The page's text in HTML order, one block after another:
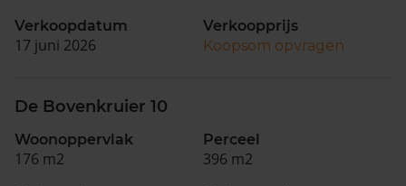
Verkoopdatum
17 juni 2026
Verkoopprijs
Koopsom opvragen
De Bovenkruier 10
Woonoppervlak
176 m2
Perceel
396 m2